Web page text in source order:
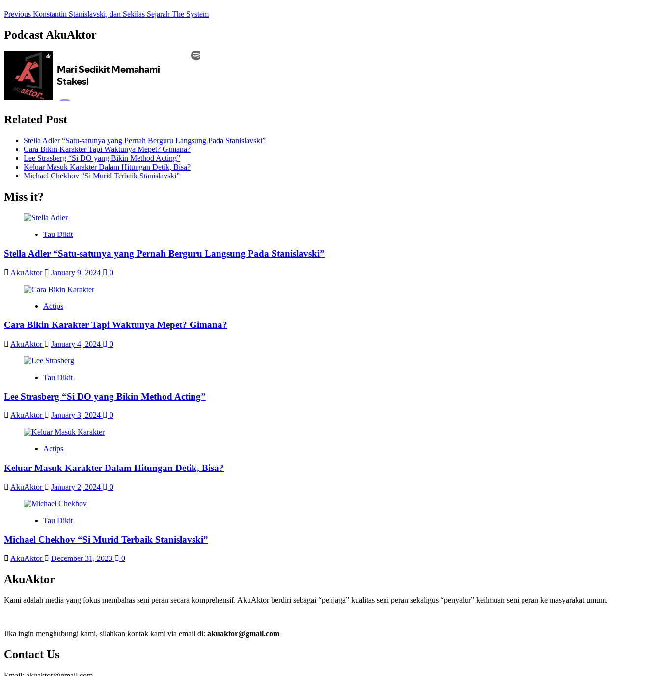
Previous Konstantin Stanislavski, dan Sekilas Sejarah The System
Podcast AkuAktor
Related Post
Stella Adler “Satu-satunya yang Pernah Berguru Langsung Pada Stanislavski”
Cara Bikin Karakter Tapi Waktunya Mepet? Gimana?
Lee Strasberg “Si DO yang Bikin Method Acting”
Keluar Masuk Karakter Dalam Hitungan Detik, Bisa?
Michael Chekhov “Si Murid Terbaik Stanislavski”
Miss it?
Tau Dikit
Stella Adler “Satu-satunya yang Pernah Berguru Langsung Pada Stanislavski”
AkuAktor January 9, 2024 0
Actips
Cara Bikin Karakter Tapi Waktunya Mepet? Gimana?
AkuAktor January 4, 2024 0
Tau Dikit
Lee Strasberg “Si DO yang Bikin Method Acting”
AkuAktor January 3, 2024 0
Actips
Keluar Masuk Karakter Dalam Hitungan Detik, Bisa?
AkuAktor January 2, 2024 0
Tau Dikit
Michael Chekhov “Si Murid Terbaik Stanislavski”
AkuAktor December 31, 2023 0
AkuAktor
Kami adalah media yang fokus membahas seni peran secara komprehensif. AkuAktor berdiri sebagai “penjaga” kualitas seni peran sekaligus “penyalur” keilmuan seni peran ke masyarakat umum.
Jika ingin menghubungi kami, silahkan kontak kami via email di: akuaktor@gmail.com
Contact Us